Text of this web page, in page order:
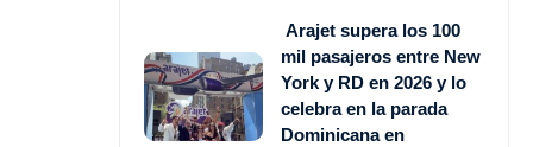
Arajet supera los 100
mil pasajeros entre New
York y RD en 2026 y lo
celebra en la parada
Dominicana en